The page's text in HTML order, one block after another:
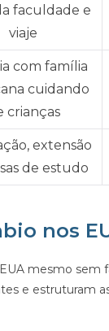
faculdade e
viaje
com família
cuidando
crianças
extensão
de estudo
nos
mesmo sem
e estruturam